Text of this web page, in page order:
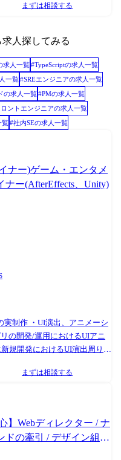
画像制作(スキルに応じて動
ランドガイドラインの作
店内風景など) ●外部パートナ
その他関連するグラフィック
ィレクターとしての活躍を期
・トーン&マナーの策定 ●キ
等のデザイン監修 ●店舗空
ムとの連携あり) ●撮影ディレ
外のデザイナー、カメラマ
まずは相談する
人探してみる
求人一覧 #TypeScriptの求人一覧
一覧 #SREエンジニアの求人一覧
の求人一覧#PMの求人一覧
ロントエンジニアの求人一覧
覧#社内SEの求人一覧
ナー)ゲーム・エンタメ
ー(AfterEffects、Unity)
制作 ・UI演出、アニメーシ
の開発/運用におけるUIアニ
規開発におけるUI演出周りの
ザイナーなど他職種との連
を用いたガチャ演出やイ
を汲み取りつつ、ユーザー
具現化
まずは相談する
Webディレクター / ナ
ドの牽引 / デザイン組織